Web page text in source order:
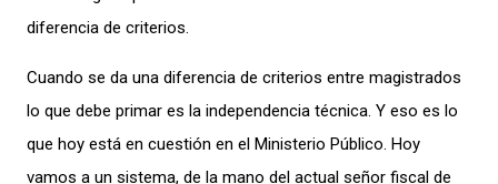
diferencia de criterios.
Cuando se da una diferencia de criterios entre magistrados
lo que debe primar es la independencia técnica. Y eso es lo
que hoy está en cuestión en el Ministerio Público. Hoy
vamos a un sistema, de la mano del actual señor fiscal de